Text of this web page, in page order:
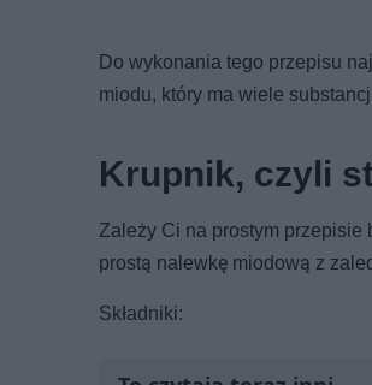
Do wykonania tego przepisu
miodu, który ma wiele
Krupnik, czyli
Zależy Ci na prostym przepisie
prostą nalewkę miodową z
Składniki: